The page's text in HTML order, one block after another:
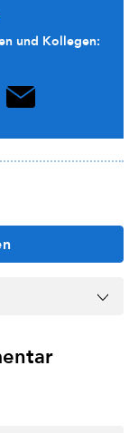
und Kollegen: